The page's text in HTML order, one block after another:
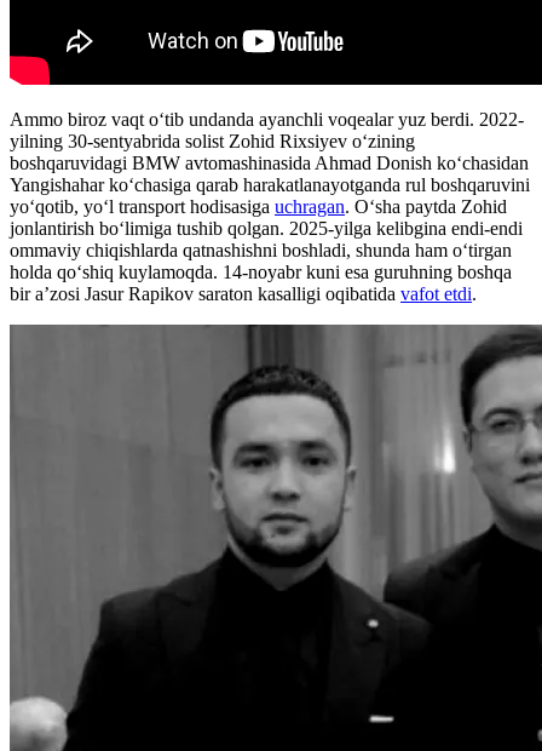
Ammo biroz vaqt oʻtib undanda ayanchli voqealar yuz berdi. 2022-
yilning 30-sentyabrida solist Zohid Rixsiyev o‘zining
boshqaruvidagi BMW avtomashinasida Ahmad Donish ko‘chasidan
Yangishahar ko‘chasiga qarab harakatlanayotganda rul boshqaruvini
yo‘qotib, yo‘l transport hodisasiga uchragan. O‘sha paytda Zohid
jonlantirish bo‘limiga tushib qolgan. 2025-yilga kelibgina endi-endi
ommaviy chiqishlarda qatnashishni boshladi, shunda ham o‘tirgan
holda qo‘shiq kuylamoqda. 14-noyabr kuni esa guruhning boshqa
bir aʼzosi Jasur Rapikov saraton kasalligi oqibatida vafot etdi.